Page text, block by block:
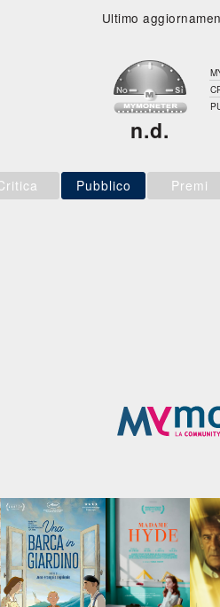
Ultimo
n.d.
Pubblico Premi